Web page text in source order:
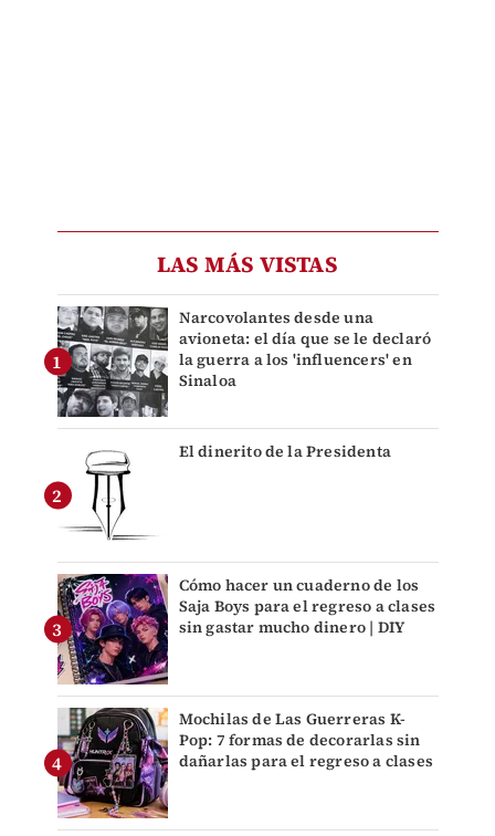
LAS MÁS VISTAS
Narcovolantes desde una
avioneta: el día que se le declaró
la guerra a los 'influencers' en
Sinaloa
El dinerito de la Presidenta
Cómo hacer un cuaderno de los
Saja Boys para el regreso a clases
sin gastar mucho dinero | DIY
Mochilas de Las Guerreras K-
Pop: 7 formas de decorarlas sin
dañarlas para el regreso a clases